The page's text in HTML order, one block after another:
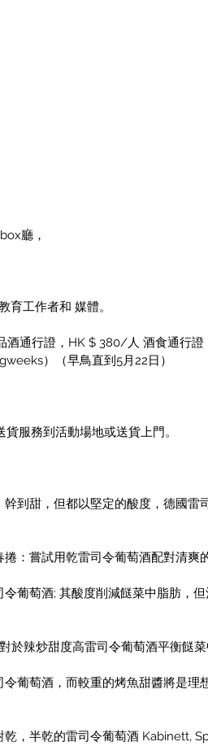
廳，
育工作者和 媒體。
通行證，HK $ 380/人 酒食通行
）（早鳥直到5月22日）
服務到活動場地或送貨上門。
到甜，但都以堅定的酸度，德國
：嘗試用乾雷司令葡萄酒配對清爽
葡萄酒; 其酸度削減餸菜中脂肪，
辣炒甜度高雷司令葡萄酒平衡餸菜
葡萄酒，而較重的烤魚甜醬將是
，半乾的雷司令葡萄酒 Kabinett,